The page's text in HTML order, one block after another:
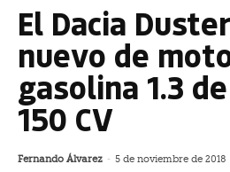
El Dacia
nuevo de
gasolina 1.3
150 CV
Fernando Álvarez - 5 de noviembre de 2018